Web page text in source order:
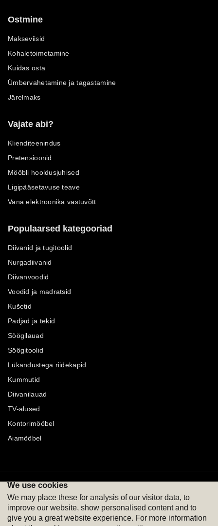
Ostmine
Makseviisid
Kohaletoimetamine
Kuidas osta
Ümbervahetamine ja tagastamine
Järelmaks
Vajate abi?
Klienditeenindus
Pretensioonid
Mööbli hooldusjuhised
Ligipääsetavuse teave
Vana elektroonika vastuvõtt
Populaarsed kategooriad
Diivanid ja tugitoolid
Nurgadiivanid
Diivanvoodid
Voodid ja madratsid
Kušetid
Padjad ja tekid
Söögilauad
Söögitoolid
Lükandustega riidekapid
Kummutid
Diivanilauad
TV-alused
Kontorimööbel
Aiamööbel
Maksevõimalused
We use cookies
We may place these for analysis of our visitor data, to
improve our website, show personalised content and to
give you a great website experience. For more information